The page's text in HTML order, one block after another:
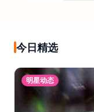
今日精选
明星动态